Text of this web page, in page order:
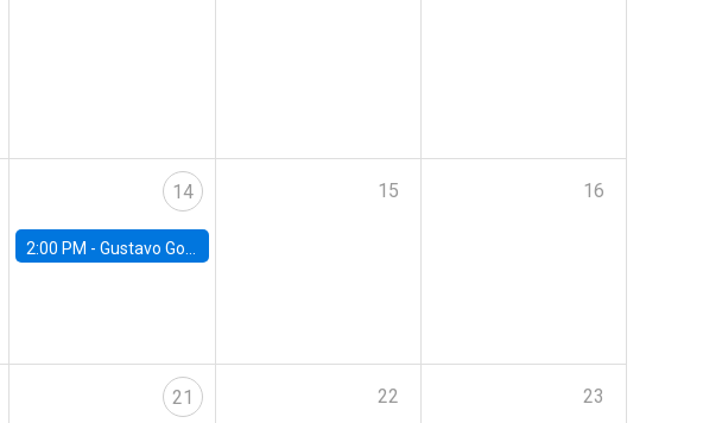
14
2:00 PM - Gustavo González - Banco Central de Chile
15 16
21 22 23